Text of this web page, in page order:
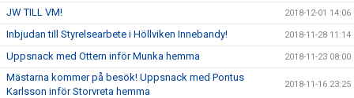
JW TILL VM! 2018-12-01 14:06
Inbjudan till Styrelsearbete i Höllviken Innebandy! 2018-11-28 11:14
Uppsnack med Ottern inför Munka hemma 2018-11-23 08:00
Mästarna kommer på besök! Uppsnack med Pontus
Karlsson inför Storvreta hemma
2018-11-16 23:25